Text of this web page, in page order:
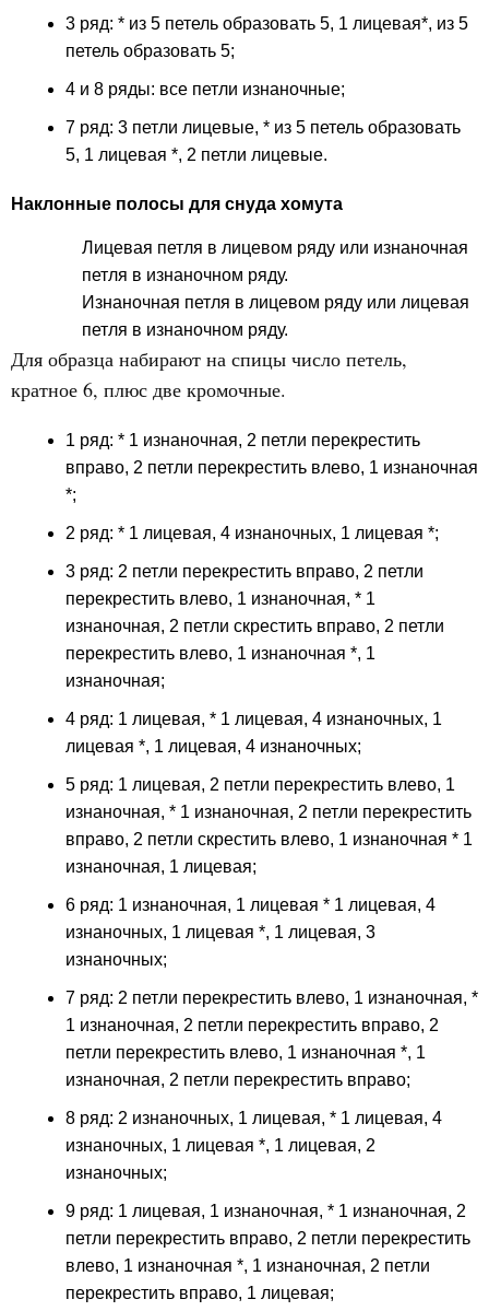
3 ряд: * из 5 петель образовать 5, 1 лицевая*, из 5
петель образовать 5;
4 и 8 ряды: все петли изнаночные;
7 ряд: 3 петли лицевые, * из 5 петель образовать
5, 1 лицевая *, 2 петли лицевые.
Наклонные полосы для снуда хомута
Лицевая петля в лицевом ряду или изнаночная
петля в изнаночном ряду.
Изнаночная петля в лицевом ряду или лицевая
петля в изнаночном ряду.
Для образца набирают на спицы число петель,
кратное 6, плюс две кромочные.
1 ряд: * 1 изнаночная, 2 петли перекрестить
вправо, 2 петли перекрестить влево, 1 изнаночная
*;
2 ряд: * 1 лицевая, 4 изнаночных, 1 лицевая *;
3 ряд: 2 петли перекрестить вправо, 2 петли
перекрестить влево, 1 изнаночная, * 1
изнаночная, 2 петли скрестить вправо, 2 петли
перекрестить влево, 1 изнаночная *, 1
изнаночная;
4 ряд: 1 лицевая, * 1 лицевая, 4 изнаночных, 1
лицевая *, 1 лицевая, 4 изнаночных;
5 ряд: 1 лицевая, 2 петли перекрестить влево, 1
изнаночная, * 1 изнаночная, 2 петли перекрестить
вправо, 2 петли скрестить влево, 1 изнаночная * 1
изнаночная, 1 лицевая;
6 ряд: 1 изнаночная, 1 лицевая * 1 лицевая, 4
изнаночных, 1 лицевая *, 1 лицевая, 3
изнаночных;
7 ряд: 2 петли перекрестить влево, 1 изнаночная, *
1 изнаночная, 2 петли перекрестить вправо, 2
петли перекрестить влево, 1 изнаночная *, 1
изнаночная, 2 петли перекрестить вправо;
8 ряд: 2 изнаночных, 1 лицевая, * 1 лицевая, 4
изнаночных, 1 лицевая *, 1 лицевая, 2
изнаночных;
9 ряд: 1 лицевая, 1 изнаночная, * 1 изнаночная, 2
петли перекрестить вправо, 2 петли перекрестить
влево, 1 изнаночная *, 1 изнаночная, 2 петли
перекрестить вправо, 1 лицевая;